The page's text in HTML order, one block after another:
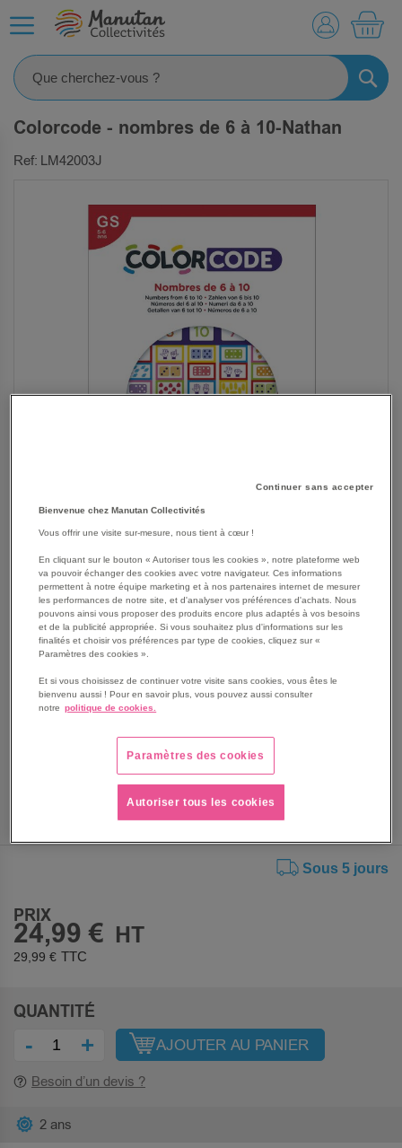
Colorcode - nombres de 6 à 10-Nathan
Ref: LM42003J
SKIP
BEGINNING
Les avantages
des quantités de 6 à 10.
Jeu pour apprendre et s'entrainer.
nombre : collections, doigts de la main, constellations du
dé, écriture chiffrée.
Voir le descriptif complet
Sous 5 jours
PRIX
24,99 €
29,99 €
QUANTITÉ
- + AJOUTER AU PANIER
Besoin d’un devis ?
2 ans
Continuer sans accepter
Bienvenue chez Manutan Collectivités
Vous offrir une visite sur-mesure, nous tient à cœur !
En cliquant sur le bouton « Autoriser tous les cookies », notre plateforme web
va pouvoir échanger des cookies avec votre navigateur. Ces informations
permettent à notre équipe marketing et à nos partenaires internet de mesurer
les performances de notre site, et d'analyser vos préférences d'achats. Nous
pouvons ainsi vous proposer des produits encore plus adaptés à vos besoins
et de la publicité appropriée. Si vous souhaitez plus d'informations sur les
finalités et choisir vos préférences par type de cookies, cliquez sur «
Paramètres des cookies ».
Et si vous choisissez de continuer votre visite sans cookies, vous êtes le
bienvenu aussi ! Pour en savoir plus, vous pouvez aussi consulter
notre politique de cookies.
Paramètres des cookies
Autoriser tous les cookies